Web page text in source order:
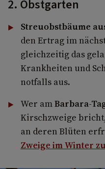
2. Obstgarten
Streuobstbäume
den Ertrag im
gleichzeitig das
Krankheiten und
notfalls aus.
Wer amBarbara-
Kirschzweige
an deren Blüten
Zweige im Winter